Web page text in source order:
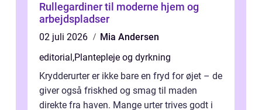
Rullegardiner til moderne hjem og
arbejdspladser
02 juli 2026
Mia Andersen
editorial,Plantepleje og dyrkning
Krydderurter er ikke bare en fryd for øjet – de
giver også friskhed og smag til maden
direkte fra haven. Mange urter trives godt i